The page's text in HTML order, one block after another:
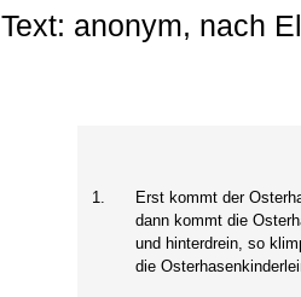
Text: anonym, nach
1.
Erst kommt der
dann kommt die
und hinterdrein, so
die